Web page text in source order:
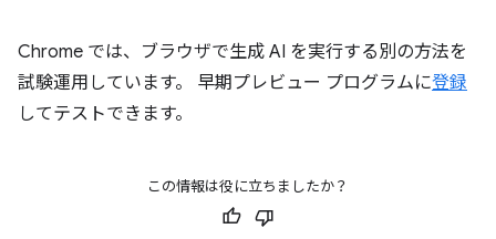
Chrome では、ブラウザで生成 AI を実行する別の方法を
試験運用しています。 早期プレビュー プログラムに登録
してテストできます。
この情報は役に立ちましたか？